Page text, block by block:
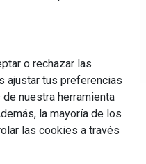
o rechazar las
ajustar tus preferencias
nuestra herramienta
la mayoría de los
las cookies a través